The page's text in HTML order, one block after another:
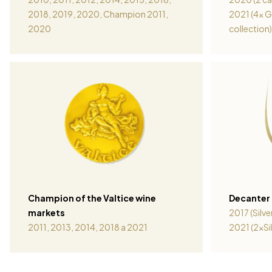
2018, 2019, 2020, Champion 2011,
2020
2021 (4x
collection)
Champion of the Valtice wine
markets
2011, 2013, 2014, 2018 a 2021
Decanter
2017
2021